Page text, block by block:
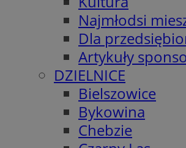
Najmłodsi
Dla
Artykuły
DZIELNICE
Bielszowice
Bykowina
Chebzie